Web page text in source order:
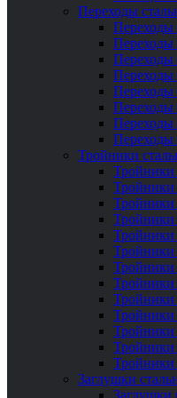
Переходы
Переходы
Переходы
Переходы
Переходы
Тройники
Тройники
Тройники
Тройники
Тройники
Тройники
Заглушки
Заглушки